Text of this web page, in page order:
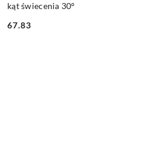
kąt świecenia 30°
Cena:
67.83